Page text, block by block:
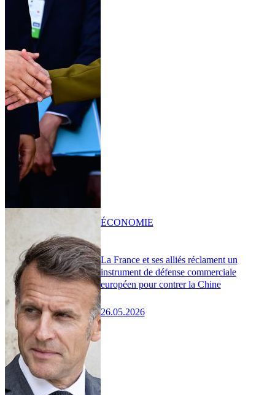
La France et ses alliés réclament un
instrument de défense commerciale
européen pour contrer la Chine
26.05.2026
ÉCONOMIE